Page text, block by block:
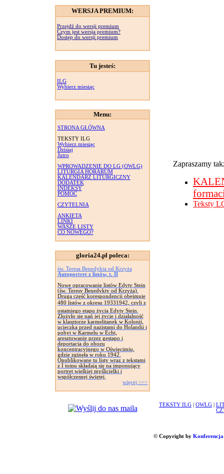
WERSJA PREMIUM:
Przejdź do wersji premium
Czym jest wersja premium?
Dostęp do wersji premium
Tu jesteś:
ILG
Wybierz miesiąc
Menu:
STRONA GŁÓWNA
TEKSTY ILG
Wybierz miesiąc
Dzisiaj
Jutro
WPROWADZENIE DO LG (OWLG)
LITURGIA HORARUM
KALENDARZ LITURGICZNY
DODATEK
INDEKSY
POMOC
CZYTELNIA
ANKIETA
LINKI
WASZE LISTY
CO NOWEGO?
gloria24.pl poleca:
św. Teresa Benedykta od Krzyża
Autoportret z listów, t. II
Nowe opracowanie listów Edyty Stein
(św. Teresy Benedykty od Krzyża).
Druga część korespondencji obejmuje
480 listów z okresu 19331942, czyli z
ostatniego etapu życia Edyty Stein.
Złożyło się nań jej życie i działalność
w klasztorze karmelitanek w Kolonii,
ucieczka przed nazistami do Holandii i
pobyt w Karmelu w Echt,
aresztowanie przez gestapo i
deportacja do obozu
koncentracyjnego w Oświęcimiu,
gdzie zginęła w roku 1942.
Opublikowane tu listy wraz z tekstami
z I tomu składają się na imponujący
portret wielkiej myślicielki i
współczesnej świętej.
więcej >>>
Zapraszamy
Teksty
TEKSTY ILG OWLG
© Copyright by Konferencja